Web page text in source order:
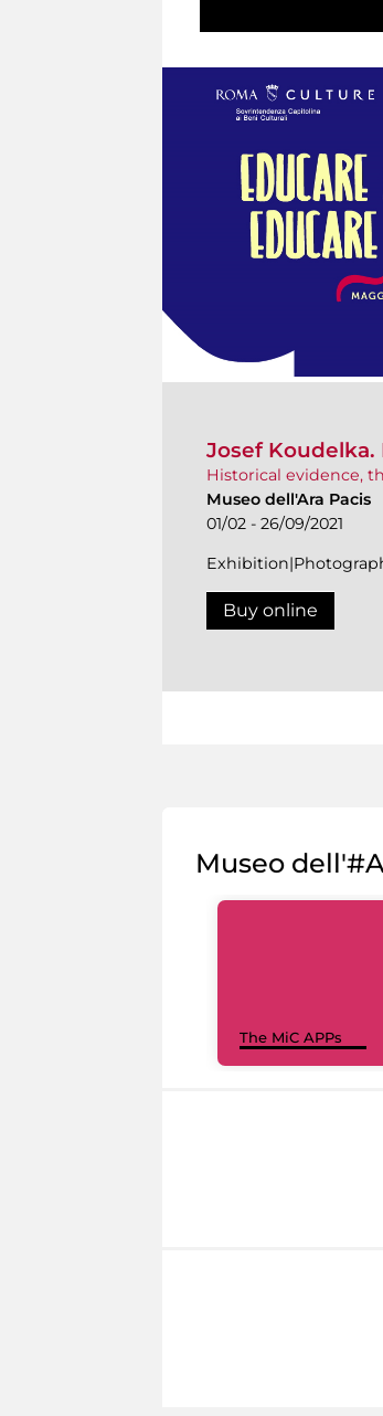
Josef Koudelka.
Historical evidence,
Museo dell'Ara Pacis
01/02 - 26/09/2021
Buy online
Museo
The MiC APPs